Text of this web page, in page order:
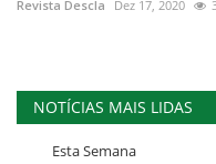
Revista Descla Dez 17, 2020
NOTÍCIAS MAIS LIDAS
Esta Semana